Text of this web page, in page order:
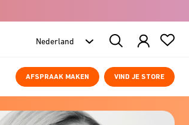
Search
Products
AFSPRAAK MAKEN VIND JE STORE